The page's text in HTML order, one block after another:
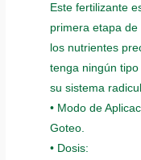
Este fertilizante
primera etapa
los nutrientes
tenga ningún
su sistema
• Modo de
Goteo.
• Dosis: